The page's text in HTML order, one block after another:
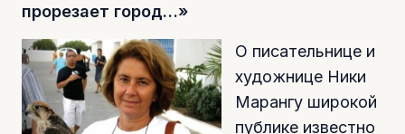
прорезает город…»
О писательнице и
художнице Ники
Марангу широкой
публике известно